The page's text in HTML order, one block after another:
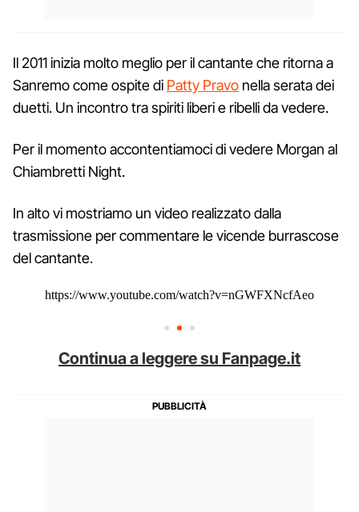
Il 2011 inizia molto meglio per il cantante che ritorna a
Sanremo come ospite di Patty Pravo nella serata dei
duetti. Un incontro tra spiriti liberi e ribelli da vedere.
Per il momento accontentiamoci di vedere Morgan al
Chiambretti Night.
In alto vi mostriamo un video realizzato dalla
trasmissione per commentare le vicende burrascose
del cantante.
https://www.youtube.com/watch?v=nGWFXNcfAeo
Continua a leggere su Fanpage.it